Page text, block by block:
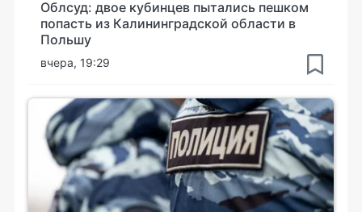
Облсуд: двое кубинцев пытались пешком
попасть из Калининградской области в
Польшу
вчера, 19:29